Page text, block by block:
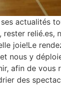
actualités
joie!Le
nous y
afin de
des